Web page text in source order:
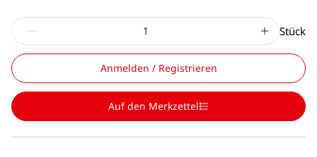
Stück
Anmelden / Registrieren
Auf den Merkzettel